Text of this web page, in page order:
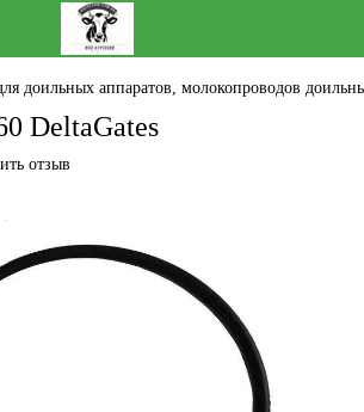
доильных аппаратов, молокопроводов
DeltaGates
отзыв